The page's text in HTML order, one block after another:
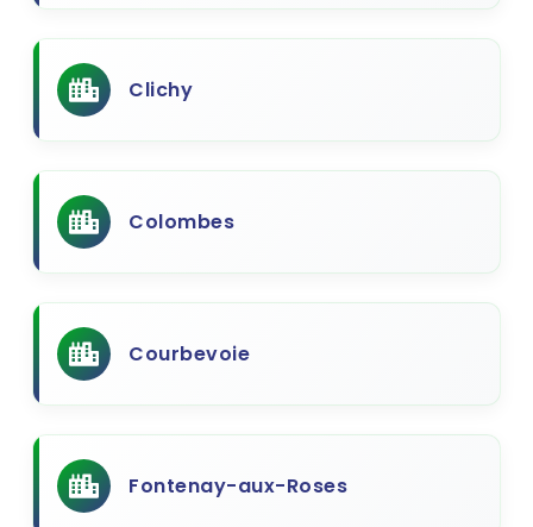
Clichy
Colombes
Courbevoie
Fontenay-aux-Roses